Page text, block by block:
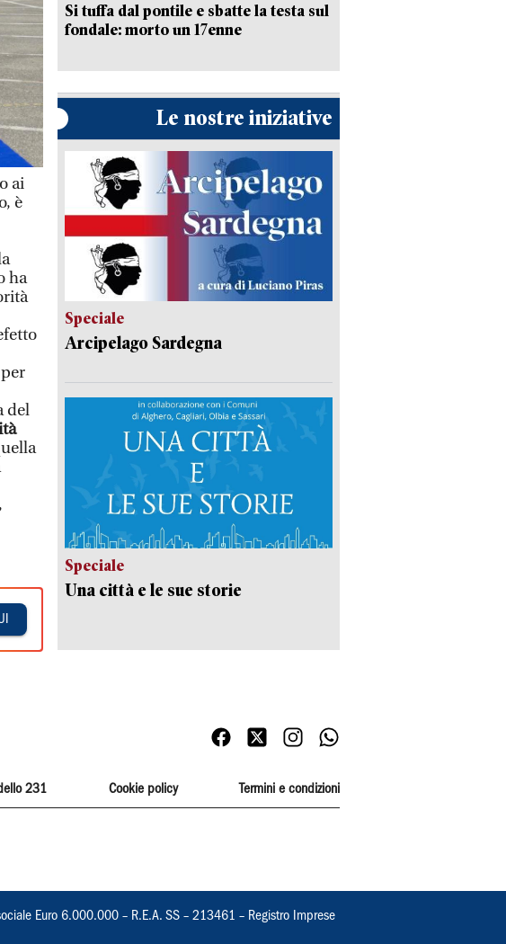
ai
è
ha
del
Si tuffa dal pontile e sbatte la testa sul
fondale: morto un 17enne
Le nostre iniziative
Speciale
Arcipelago Sardegna
Speciale
Una città e le sue storie
231 Cookie policy Termini e condizioni
Euro 6.000.000 – R.E.A. SS – 213461 – Registro Imprese